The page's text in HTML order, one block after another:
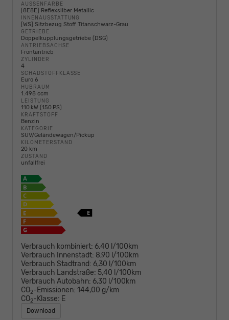
AUSSENFARBE
[8E8E] Reflexsilber Metallic
INNENAUSSTATTUNG
[WS] Sitzbezug Stoff Titanschwarz-Grau
GETRIEBE
Doppelkupplungsgetriebe (DSG)
ANTRIEBSACHSE
Frontantrieb
ZYLINDER
4
SCHADSTOFFKLASSE
Euro 6
HUBRAUM
1.498 ccm
LEISTUNG
110 kW (150 PS)
KRAFTSTOFF
Benzin
KATEGORIE
SUV/Geländewagen/Pickup
KILOMETERSTAND
20 km
ZUSTAND
unfallfrei
Verbrauch kombiniert: 6,40 l/100km
Verbrauch Innenstadt: 8,90 l/100km
Verbrauch Stadtrand: 6,30 l/100km
Verbrauch Landstraße: 5,40 l/100km
Verbrauch Autobahn: 6,30 l/100km
CO2-Emissionen: 144,00 g/km
CO2-Klasse: E
Download